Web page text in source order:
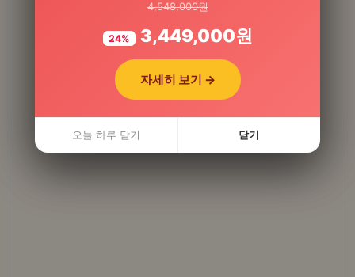
190,500원
40% 114,300원
자세히 보기 →
오늘 하루 닫기 닫기
4,548,000원
24% 3,449,000원
자세히 보기 →
오늘 하루 닫기 닫기